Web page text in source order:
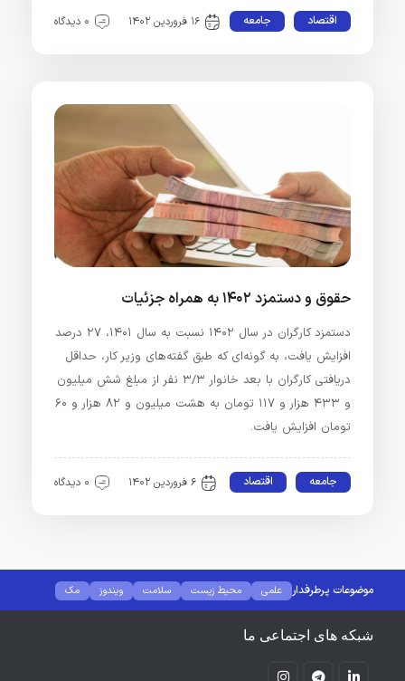
اقتصاد جامعه ۱۶ فروردین ۱۴۰۲ ۰ دیدگاه
حقوق و دستمزد ۱۴۰۲ به همراه جزئیات
دستمزد کارگران در سال ۱۴۰۲ نسبت به سال ۱۴۰۱، ۲۷ درصد
افزایش یافت، به گونه‌ای که طبق گفته‌های وزیر کار، حداقل
دریافتی کارگران با بعد خانوار ۳/۳ نفر از مبلغ شش میلیون
و ۴۳۳ هزار و ۱۱۷ تومان به هشت میلیون و ۸۲ هزار و ۶۰
تومان افزایش یافت.
جامعه اقتصاد ۶ فروردین ۱۴۰۲ ۰ دیدگاه
موضوعات پرطرفدار علمی محیط زیست سلامت ویندوز
مک
لینوکس
کانفیگ مودم کامپیوتر هوش مصنوعی نرم افزار
گجت
فضای مجازی
شبکه های اجتماعی ما